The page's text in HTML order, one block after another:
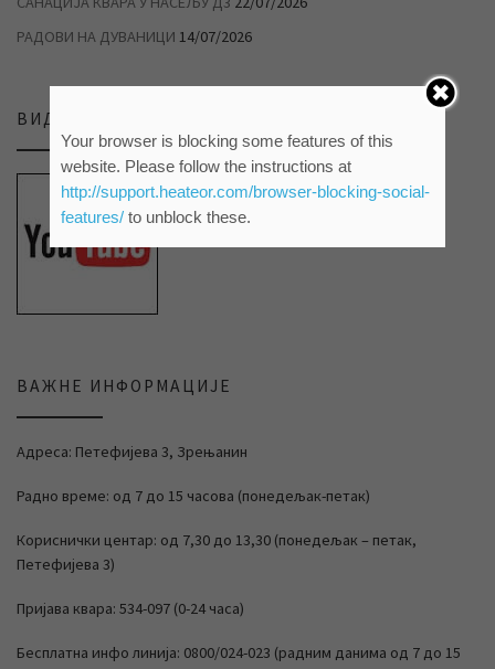
РАДОВИ НА ДУВАНИЦИ 14/07/2026
ВИДЕО ПРИЛОЗИ НА НАШЕМ ЈУТЈУБ КАНАЛУ
ВАЖНЕ ИНФОРМАЦИЈЕ
Адреса: Петефијева 3, Зрењанин
Радно време: од 7 до 15 часова (понедељак-петак)
Кориснички центар: од 7,30 до 13,30 (понедељак – петак,
Петефијева 3)
Пријава квара: 534-097 (0-24 часа)
Бесплатна инфо линија: 0800/024-023 (радним данима од 7 до 15
Your browser is blocking some features of this
website. Please follow the instructions at
http://support.heateor.com/browser-blocking-social-
features/to unblock these.